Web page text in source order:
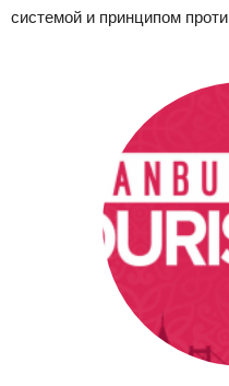
системой и принципом